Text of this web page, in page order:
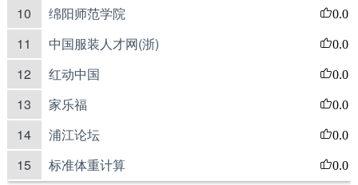
10 绵阳师范学院 0.0
11 中国服装人才网(浙) 0.0
12 红动中国 0.0
13 家乐福 0.0
14 浦江论坛 0.0
15 标准体重计算 0.0